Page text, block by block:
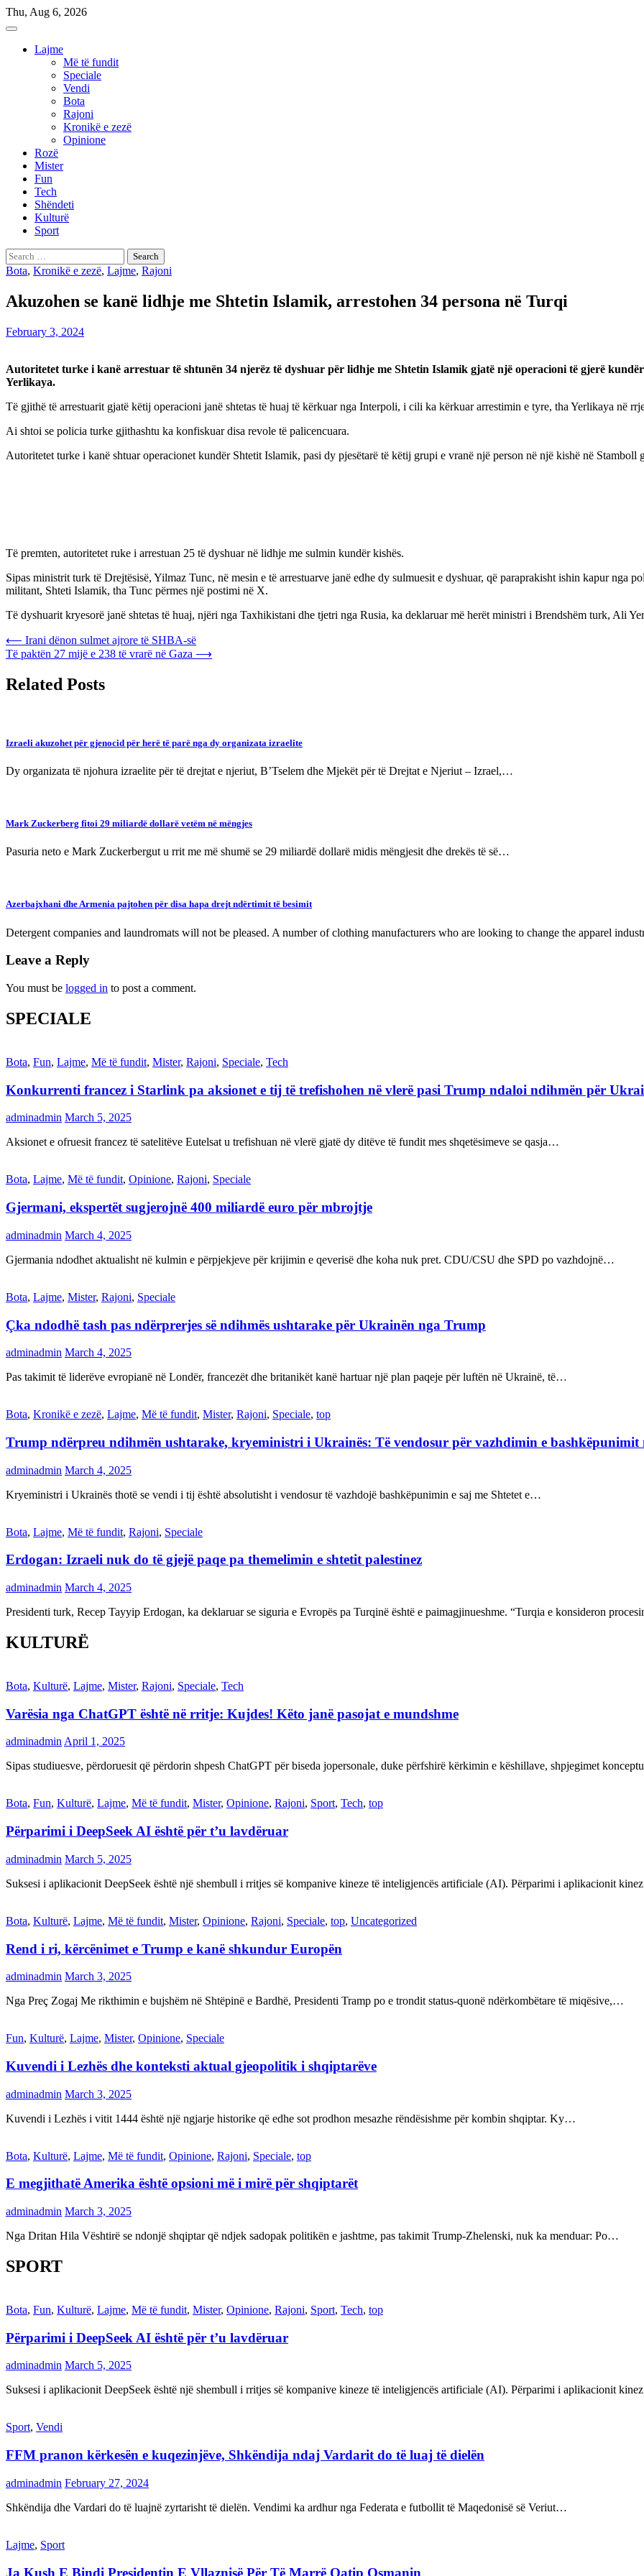
Skip
to
Thu, Aug 6, 2026
Lajme
Më të fundit
Speciale
Vendi
Bota
Rajoni
Kronikë e zezë
Opinione
Rozë
Mister
Fun
Tech
Shëndeti
Kulturë
Sport
Search
for:
Bota, Kronikë e zezë, Lajme, Rajoni
Akuzohen se kanë lidhje me Shtetin Islamik, arrestohen 34 persona në Turqi
February 3, 2024
Autoritetet turke i kanë arrestuar të shtunën 34 njerëz të dyshuar për lidhje me Shtetin Islamik gjatë një operacioni të gjerë
Yerlikaya.
Të gjithë të arrestuarit gjatë këtij operacioni janë shtetas të huaj të kërkuar nga Interpoli, i cili ka kërkuar arrestimin e tyre, tha Yerlikaya në
Ai shtoi se policia turke gjithashtu ka konfiskuar disa revole të palicencuara.
Autoritetet turke i kanë shtuar operacionet kundër Shtetit Islamik, pasi dy pjesëtarë të këtij grupi e vranë një person në një kishë në Stamboll
Të premten, autoritetet ruke i arrestuan 25 të dyshuar në lidhje me sulmin kundër kishës.
Sipas ministrit turk të Drejtësisë, Yilmaz Tunc, në mesin e të arrestuarve janë edhe dy sulmuesit e dyshuar, që paraprakisht ishin kapur nga
militant, Shteti Islamik, tha Tunc përmes një postimi në X.
Të dyshuarit kryesorë janë shtetas të huaj, njëri nga Taxhikistani dhe tjetri nga Rusia, ka deklaruar më herët ministri i Brendshëm turk, Ali
Post
navigation
⟵ Irani dënon sulmet ajrore të SHBA-së
Të paktën 27 mijë e 238 të vrarë në Gaza ⟶
Related Posts
Izraeli akuzohet për gjenocid për herë të parë nga dy organizata izraelite
Dy organizata të njohura izraelite për të drejtat e njeriut, B’Tselem dhe Mjekët për të Drejtat e Njeriut – Izrael,…
Mark Zuckerberg fitoi 29 miliardë dollarë vetëm në mëngjes
Pasuria neto e Mark Zuckerbergut u rrit me më shumë se 29 miliardë dollarë midis mëngjesit dhe drekës të së…
Azerbajxhani dhe Armenia pajtohen për disa hapa drejt ndërtimit të besimit
Detergent companies and laundromats will not be pleased. A number of clothing manufacturers who are looking to change the apparel
Leave a Reply
You must be logged in to post a comment.
SPECIALE
Bota, Fun, Lajme, Më të fundit, Mister, Rajoni, Speciale, Tech
Konkurrenti francez i Starlink pa aksionet e tij të trefishohen në vlerë pasi Trump ndaloi ndihmën për
adminadmin March 5, 2025
Aksionet e ofruesit francez të satelitëve Eutelsat u trefishuan në vlerë gjatë dy ditëve të fundit mes shqetësimeve se qasja…
Bota, Lajme, Më të fundit, Opinione, Rajoni, Speciale
Gjermani, ekspertët sugjerojnë 400 miliardë euro për mbrojtje
adminadmin March 4, 2025
Gjermania ndodhet aktualisht në kulmin e përpjekjeve për krijimin e qeverisë dhe koha nuk pret. CDU/CSU dhe SPD po vazhdojnë…
Bota, Lajme, Mister, Rajoni, Speciale
Çka ndodhë tash pas ndërprerjes së ndihmës ushtarake për Ukrainën nga Trump
adminadmin March 4, 2025
Pas takimit të liderëve evropianë në Londër, francezët dhe britanikët kanë hartuar një plan paqeje për luftën në Ukrainë, të…
Bota, Kronikë e zezë, Lajme, Më të fundit, Mister, Rajoni, Speciale, top
Trump ndërpreu ndihmën ushtarake, kryeministri i Ukrainës: Të vendosur për vazhdimin e bashkëpunimit
adminadmin March 4, 2025
Kryeministri i Ukrainës thotë se vendi i tij është absolutisht i vendosur të vazhdojë bashkëpunimin e saj me Shtetet e…
Bota, Lajme, Më të fundit, Rajoni, Speciale
Erdogan: Izraeli nuk do të gjejë paqe pa themelimin e shtetit palestinez
adminadmin March 4, 2025
Presidenti turk, Recep Tayyip Erdogan, ka deklaruar se siguria e Evropës pa Turqinë është e paimagjinueshme. “Turqia e konsideron
KULTURË
Bota, Kulturë, Lajme, Mister, Rajoni, Speciale, Tech
Varësia nga ChatGPT është në rritje: Kujdes! Këto janë pasojat e mundshme
adminadmin April 1, 2025
Sipas studiuesve, përdoruesit që përdorin shpesh ChatGPT për biseda jopersonale, duke përfshirë kërkimin e këshillave, shpjegimet
Bota, Fun, Kulturë, Lajme, Më të fundit, Mister, Opinione, Rajoni, Sport, Tech, top
Përparimi i DeepSeek AI është për t’u lavdëruar
adminadmin March 5, 2025
Suksesi i aplikacionit DeepSeek është një shembull i rritjes së kompanive kineze të inteligjencës artificiale (AI). Përparimi i aplikacionit
Bota, Kulturë, Lajme, Më të fundit, Mister, Opinione, Rajoni, Speciale, top, Uncategorized
Rend i ri, kërcënimet e Trump e kanë shkundur Europën
adminadmin March 3, 2025
Nga Preç Zogaj Me rikthimin e bujshëm në Shtëpinë e Bardhë, Presidenti Tramp po e trondit status-quonë ndërkombëtare të miqësive,…
Fun, Kulturë, Lajme, Mister, Opinione, Speciale
Kuvendi i Lezhës dhe konteksti aktual gjeopolitik i shqiptarëve
adminadmin March 3, 2025
Kuvendi i Lezhës i vitit 1444 është një ngjarje historike që edhe sot prodhon mesazhe rëndësishme për kombin shqiptar. Ky…
Bota, Kulturë, Lajme, Më të fundit, Opinione, Rajoni, Speciale, top
E megjithatë Amerika është opsioni më i mirë për shqiptarët
adminadmin March 3, 2025
Nga Dritan Hila Vështirë se ndonjë shqiptar që ndjek sadopak politikën e jashtme, pas takimit Trump-Zhelenski, nuk ka menduar: Po…
SPORT
Bota, Fun, Kulturë, Lajme, Më të fundit, Mister, Opinione, Rajoni, Sport, Tech, top
Përparimi i DeepSeek AI është për t’u lavdëruar
adminadmin March 5, 2025
Suksesi i aplikacionit DeepSeek është një shembull i rritjes së kompanive kineze të inteligjencës artificiale (AI). Përparimi i aplikacionit
Sport, Vendi
FFM pranon kërkesën e kuqezinjëve, Shkëndija ndaj Vardarit do të luaj të dielën
adminadmin February 27, 2024
Shkëndija dhe Vardari do të luajnë zyrtarisht të dielën. Vendimi ka ardhur nga Federata e futbollit të Maqedonisë së Veriut…
Lajme, Sport
Ja Kush E Bindi Presidentin E Vllaznisë Për Të Marrë Qatip Osmanin